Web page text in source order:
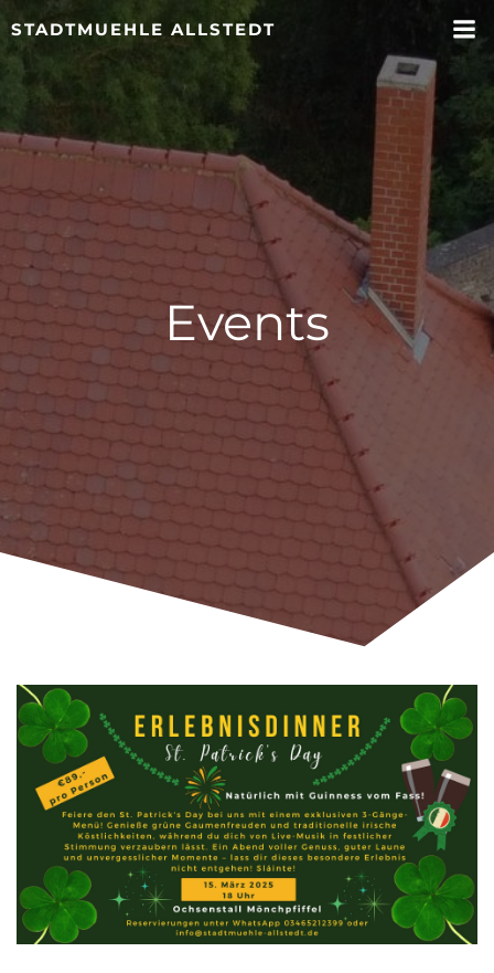
Zum
Inhalt
springen
STADTMUEHLE ALLSTEDT
Events